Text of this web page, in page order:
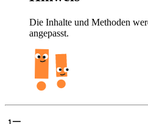
Die Inhalte und Methoden
angepasst.